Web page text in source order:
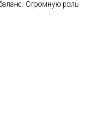
Огромную роль